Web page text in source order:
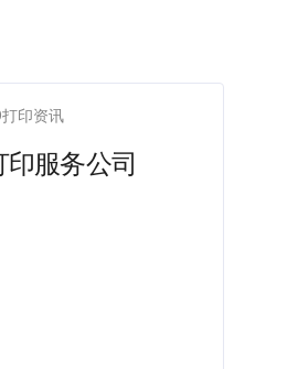
打印资讯
服务公司